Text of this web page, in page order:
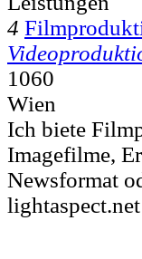
4
1060
Wien
Ich biete
Imagefilme,
Newsformat
lightaspect.net